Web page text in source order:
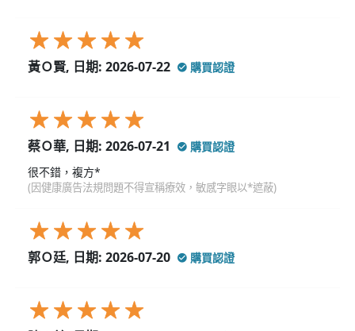
黃Ｏ賢, 日期: 2026-07-22 購買認證
蔡Ｏ華, 日期: 2026-07-21
購買認證
很不錯，複方*
(因健康廣告法規問題不得宣稱療效，敏感字眼以*遮蔽)
郭Ｏ廷, 日期: 2026-07-20 購買認證